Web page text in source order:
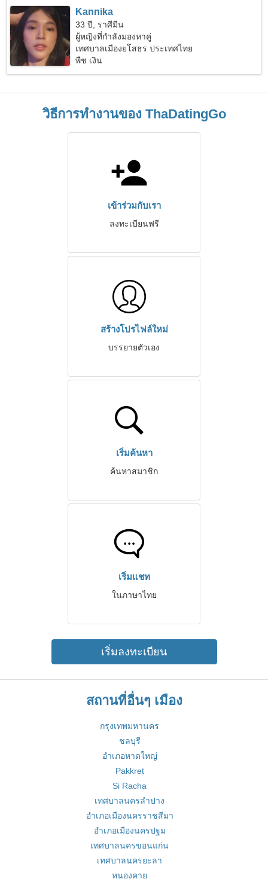
Kannika
33 ปี, ราศีมีน
ผู้หญิงที่กำลังมองหาคู่
เทศบาลเมืองยโสธร ประเทศไทย
พืช เงิน
วิธีการทำงานของ ThaDatingGo
เข้าร่วมกับเรา
ลงทะเบียนฟรี
สร้างโปรไฟล์ใหม่
บรรยายตัวเอง
เริ่มค้นหา
ค้นหาสมาชิก
เริ่มแชท
ในภาษาไทย
เริ่มลงทะเบียน
สถานที่อื่นๆ เมือง
กรุงเทพมหานคร
ชลบุรี
อำเภอหาดใหญ่
Pakkret
Si Racha
เทศบาลนครลำปาง
อำเภอเมืองนครราชสีมา
อำเภอเมืองนครปฐม
เทศบาลนครขอนแก่น
เทศบาลนครยะลา
หนองคาย